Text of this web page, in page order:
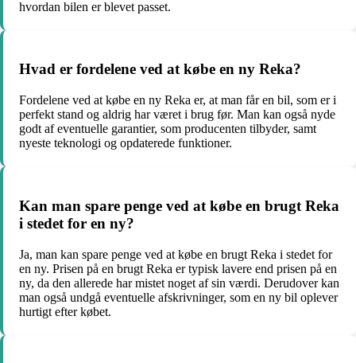
hvordan bilen er blevet passet.
Hvad er fordelene ved at købe en ny Reka?
Fordelene ved at købe en ny Reka er, at man får en bil, som er i
perfekt stand og aldrig har været i brug før. Man kan også nyde
godt af eventuelle garantier, som producenten tilbyder, samt
nyeste teknologi og opdaterede funktioner.
Kan man spare penge ved at købe en brugt Reka
i stedet for en ny?
Ja, man kan spare penge ved at købe en brugt Reka i stedet for
en ny. Prisen på en brugt Reka er typisk lavere end prisen på en
ny, da den allerede har mistet noget af sin værdi. Derudover kan
man også undgå eventuelle afskrivninger, som en ny bil oplever
hurtigt efter købet.